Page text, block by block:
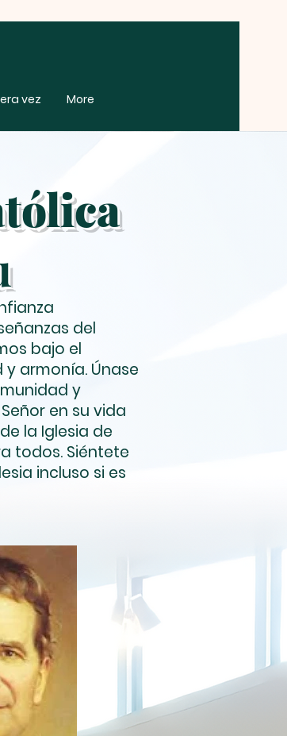
vez More
del
bajo el
y armonía. Únase
y
en su vida
la Iglesia de
todos. Siéntete
incluso si es